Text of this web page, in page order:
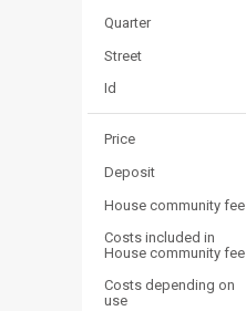
Quarter
Street
Id
Price
Deposit
House community fee
Costs included in
House community fee
Costs depending on
use